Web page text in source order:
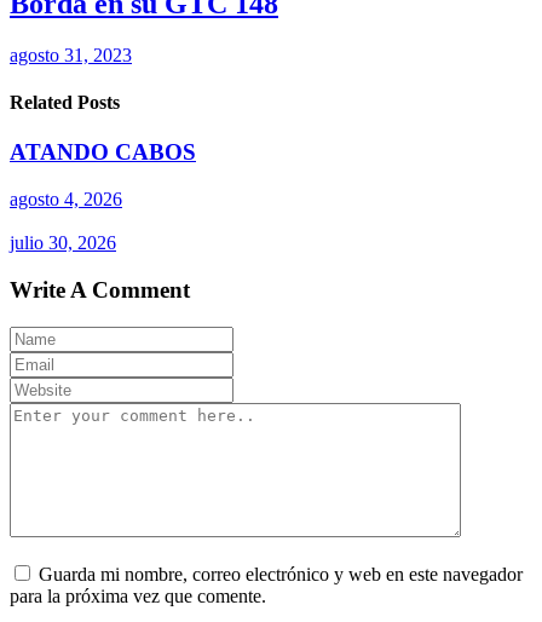
agosto 31, 2023
Related Posts
ATANDO CABOS
agosto 4, 2026
julio 30, 2026
Write A Comment
Guarda mi nombre, correo electrónico y web en este navegador
para la próxima vez que comente.